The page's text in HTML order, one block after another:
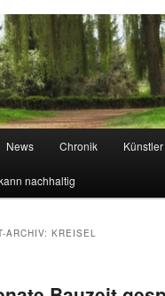
News Chronik Künstler
nachhaltig
ARCHIV:KREISEL